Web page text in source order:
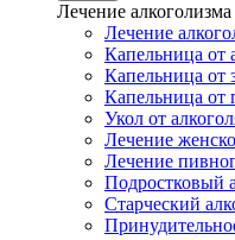
Лечение алкоголизма
Лечение
Капельница от
Капельница от
Капельница от
Укол от
Лечение
Лечение
Подростковый
Старческий